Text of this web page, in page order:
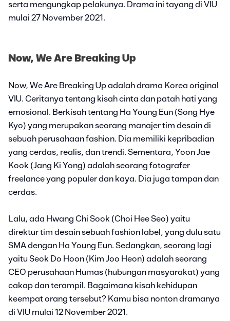
serta mengungkap pelakunya. Drama ini tayang di VIU
mulai 27 November 2021.
Now, We Are Breaking Up
Now, We Are Breaking Up adalah drama Korea original
VIU. Ceritanya tentang kisah cinta dan patah hati yang
emosional. Berkisah tentang Ha Young Eun (Song Hye
Kyo) yang merupakan seorang manajer tim desain di
sebuah perusahaan fashion. Dia memiliki kepribadian
yang cerdas, realis, dan trendi. Sementara, Yoon Jae
Kook (Jang Ki Yong) adalah seorang fotografer
freelance yang populer dan kaya. Dia juga tampan dan
cerdas.
Lalu, ada Hwang Chi Sook (Choi Hee Seo) yaitu
direktur tim desain sebuah fashion label, yang dulu satu
SMA dengan Ha Young Eun. Sedangkan, seorang lagi
yaitu Seok Do Hoon (Kim Joo Heon) adalah seorang
CEO perusahaan Humas (hubungan masyarakat) yang
cakap dan terampil. Bagaimana kisah kehidupan
keempat orang tersebut? Kamu bisa nonton dramanya
di VIU mulai 12 November 2021.